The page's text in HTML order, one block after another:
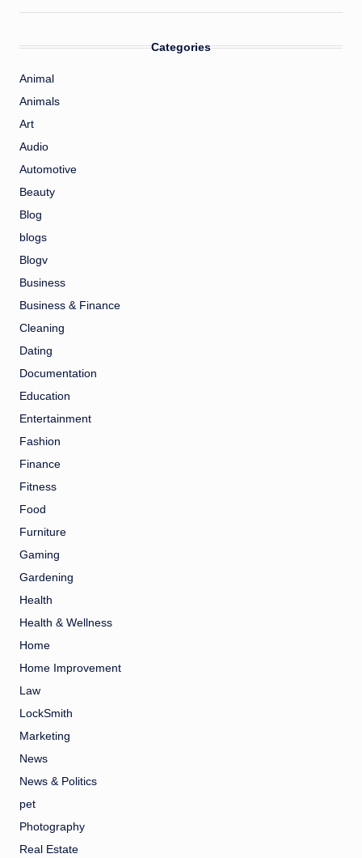
Categories
Animal
Animals
Art
Audio
Automotive
Beauty
Blog
blogs
Blogv
Business
Business & Finance
Cleaning
Dating
Documentation
Education
Entertainment
Fashion
Finance
Fitness
Food
Furniture
Gaming
Gardening
Health
Health & Wellness
Home
Home Improvement
Law
LockSmith
Marketing
News
News & Politics
pet
Photography
Real Estate